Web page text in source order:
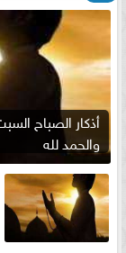
والحمد لله